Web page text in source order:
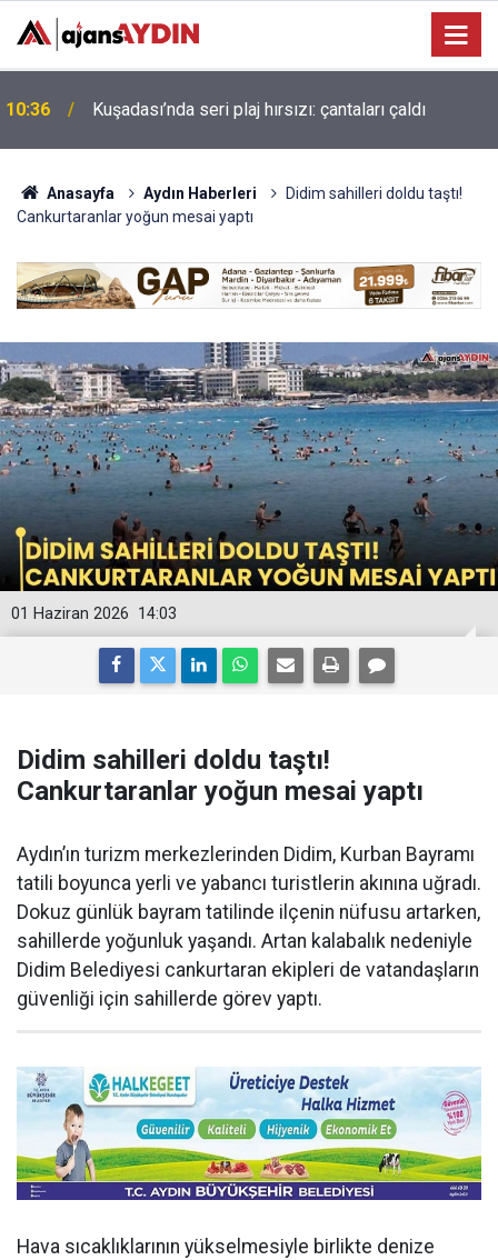
10:23
isimler belli oldu
Anasayfa Aydın Haberleri
Didim sahilleri doldu taştı!
Cankurtaranlar yoğun mesai yaptı
14:03
01 Haziran 2026
Didim sahilleri doldu taştı!
Cankurtaranlar yoğun mesai yaptı
Aydın’ın turizm merkezlerinden Didim, Kurban Bayramı
tatili boyunca yerli ve yabancı turistlerin akınına uğradı.
Dokuz günlük bayram tatilinde ilçenin nüfusu artarken,
sahillerde yoğunluk yaşandı. Artan kalabalık nedeniyle
Didim Belediyesi cankurtaran ekipleri de vatandaşların
güvenliği için sahillerde görev yaptı.
Hava sıcaklıklarının yükselmesiyle birlikte denize